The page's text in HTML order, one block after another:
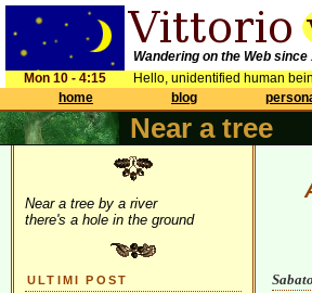
Wandering on the Web since
Mon 10 - 4:15
Hello, unidentified human
home
blog
Near a tree
Near a tree by a river
there's a hole in the ground
ULTIMI POST